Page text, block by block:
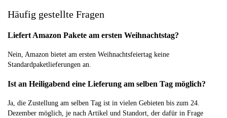
Häufig gestellte Fragen
Liefert Amazon Pakete am ersten Weihnachtstag?
Nein, Amazon bietet am ersten Weihnachtsfeiertag keine
Standardpaketlieferungen an.
Ist an Heiligabend eine Lieferung am selben Tag möglich?
Ja, die Zustellung am selben Tag ist in vielen Gebieten bis zum 24.
Dezember möglich, je nach Artikel und Standort, der dafür in Frage